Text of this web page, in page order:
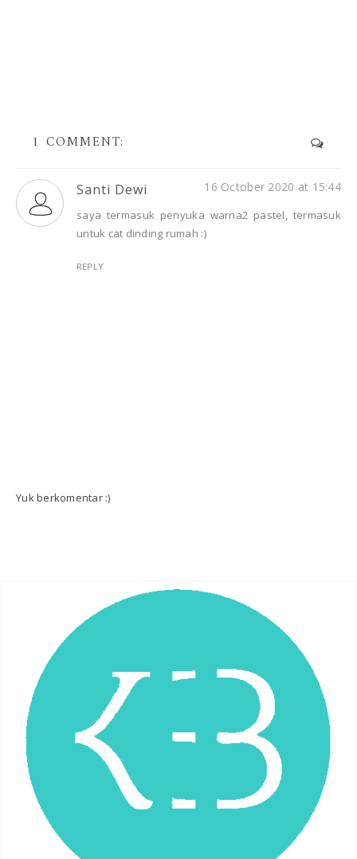
1 COMMENT:
Santi Dewi 16 October 2020 at 15:44
saya termasuk penyuka warna2 pastel, termasuk
untuk cat dinding rumah :)
REPLY
Yuk berkomentar :)